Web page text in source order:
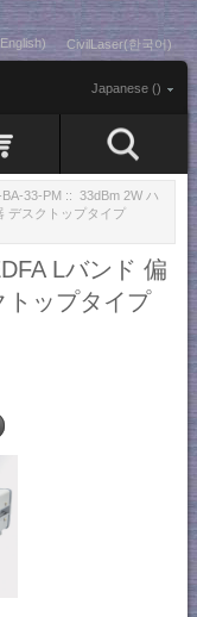
CivilLaser(한국어)
Japanese ()
33-PM :: 33dBm 2W ハ
デスクトップタイプ
Lバンド 偏
トップタイプ